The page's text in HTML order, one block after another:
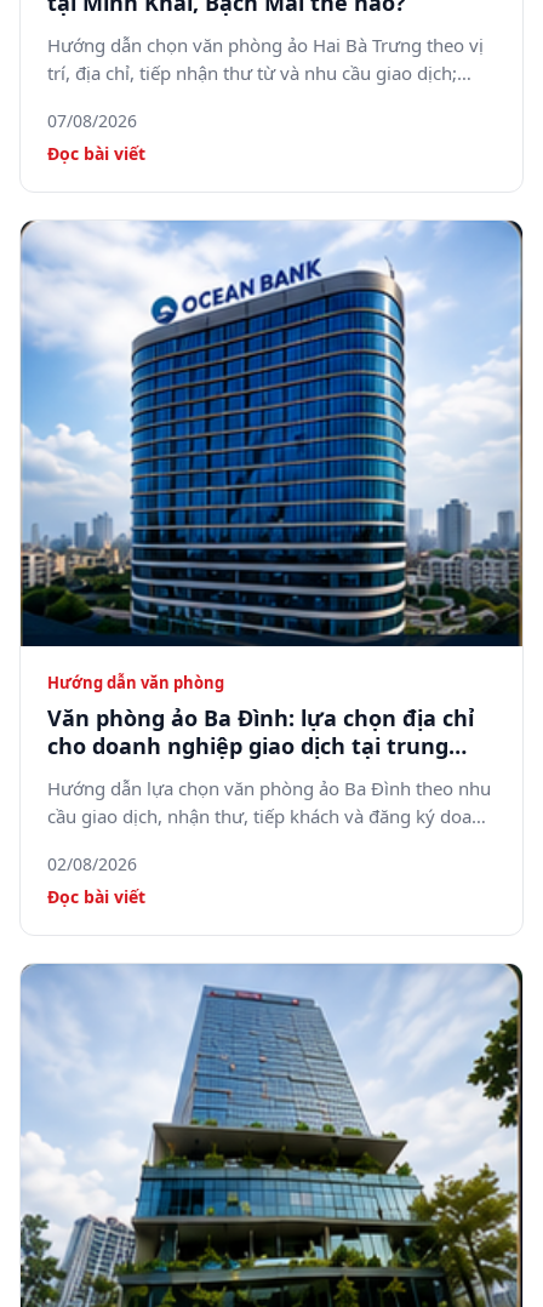
Hướng dẫn chọn văn phòng ảo Hai Bà Trưng theo vị
trí, địa chỉ, tiếp nhận thư từ và nhu cầu giao dịch;
Mai.
07/08/2026
Đọc bài viết
Hướng dẫn văn phòng
Văn phòng ảo Ba Đình: lựa chọn địa chỉ
cho doanh nghiệp giao dịch tại trung
tâm Hà Nội
Hướng dẫn lựa chọn văn phòng ảo Ba Đình theo nhu
cầu giao dịch, nhận thư, tiếp khách và đăng ký doanh
02/08/2026
Đọc bài viết